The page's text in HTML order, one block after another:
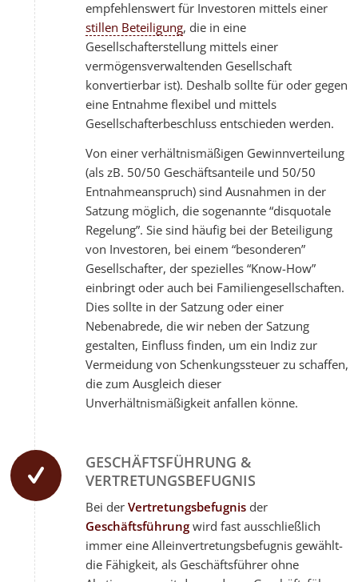
empfehlenswert für Investoren mittels einer
stillen Beteiligung, die in eine
Gesellschafterstellung mittels einer
vermögensverwaltenden Gesellschaft
konvertierbar ist). Deshalb sollte für oder gegen
eine Entnahme flexibel und mittels
Gesellschafterbeschluss entschieden werden.
Von einer verhältnismäßigen Gewinnverteilung
(als zB. 50/50 Geschäftsanteile und 50/50
Entnahmeanspruch) sind Ausnahmen in der
Satzung möglich, die sogenannte “disquotale
Regelung”. Sie sind häufig bei der Beteiligung
von Investoren, bei einem “besonderen”
Gesellschafter, der spezielles “Know-How”
einbringt oder auch bei Familiengesellschaften.
Dies sollte in der Satzung oder einer
Nebenabrede, die wir neben der Satzung
gestalten, Einfluss finden, um ein Indiz zur
Vermeidung von Schenkungssteuer zu schaffen,
die zum Ausgleich dieser
Unverhältnismäßigkeit anfallen könne.
GESCHÄFTSFÜHRUNG &
VERTRETUNGSBEFUGNIS
Bei derVertretungsbefugnis der
Geschäftsführung wird fast ausschließlich
immer eine Alleinvertretungsbefugnis gewählt-
die Fähigkeit, als Geschäftsführer ohne